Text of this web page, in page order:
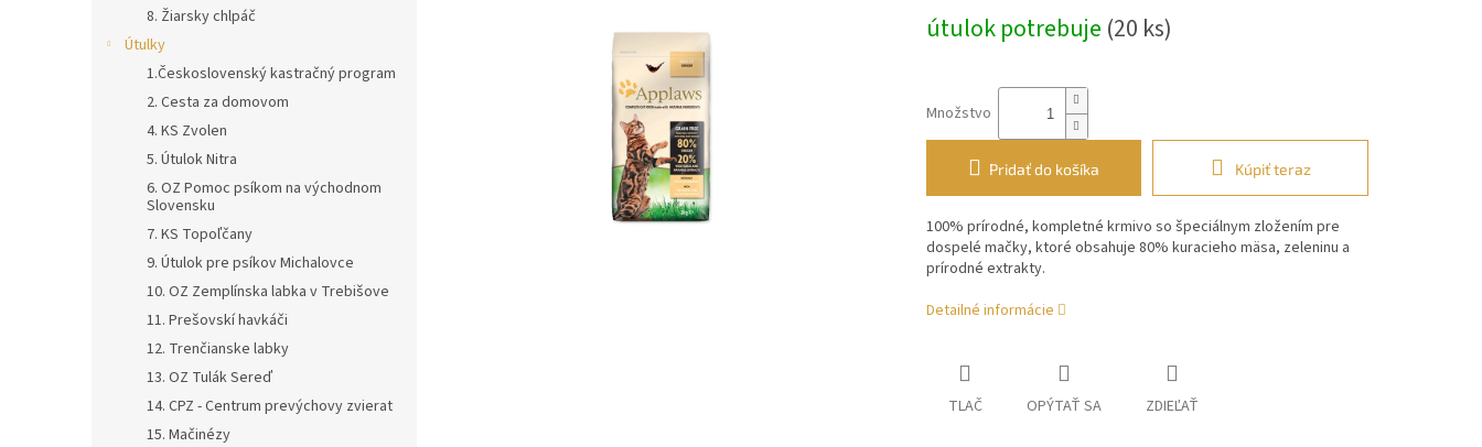
8. Žiarsky chlpáč
Útulky
1.Československý kastračný program
2. Cesta za domovom
4. KS Zvolen
5. Útulok Nitra
6. OZ Pomoc psíkom na východnom
Slovensku
7. KS Topoľčany
9. Útulok pre psíkov Michalovce
10. OZ Zemplínska labka v Trebišove
11. Prešovskí havkáči
12. Trenčianske labky
13. OZ Tulák Sereď
14. CPZ - Centrum prevýchovy zvierat
15. Mačinézy
útulok potrebuje (20 ks)
Množstvo
Pridať do košíka Kúpiť teraz
100% prírodné, kompletné krmivo so špeciálnym zložením pre
dospelé mačky, ktoré obsahuje 80% kuracieho mäsa, zeleninu a
prírodné extrakty.
Detailné informácie
TLAČ OPÝTAŤ SA ZDIEĽAŤ